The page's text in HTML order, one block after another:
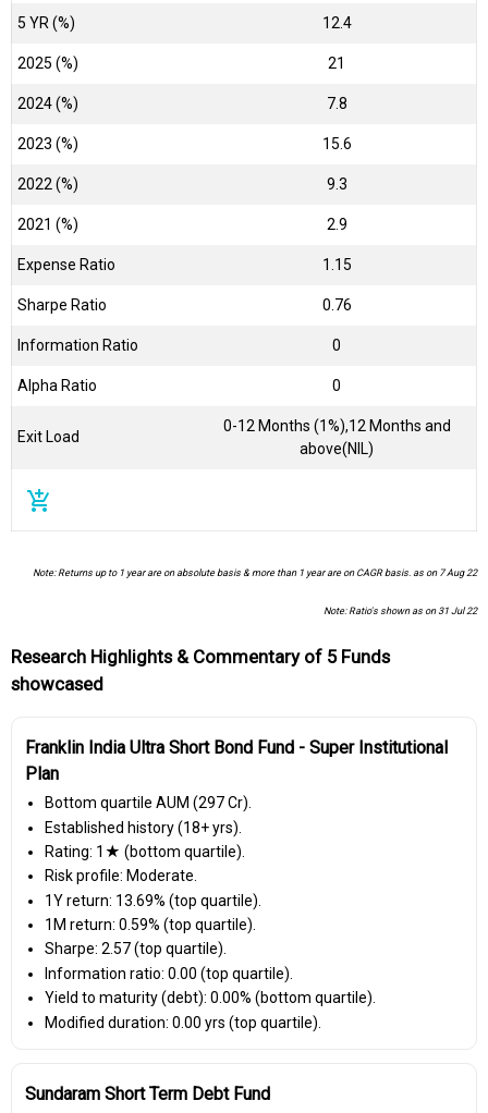
5 YR (%) 12.4
2025 (%) 21
2024 (%) 7.8
2023 (%) 15.6
2022 (%) 9.3
2021 (%) 2.9
Expense Ratio 1.15
Sharpe Ratio 0.76
Information Ratio 0
Alpha Ratio 0
Exit Load
0-12 Months (1%),12 Months and
above(NIL)
add_shopping_cart
Note: Returns up to 1 year are on absolute basis & more than 1 year are on CAGR basis. as on 7 Aug 22
Note: Ratio's shown as on 31 Jul 22
Research Highlights & Commentary of 5 Funds
showcased
Franklin India Ultra Short Bond Fund - Super Institutional
Plan
Bottom quartile AUM (₹297 Cr).
Established history (18+ yrs).
Rating: 1★ (bottom quartile).
Risk profile: Moderate.
1Y return: 13.69% (top quartile).
1M return: 0.59% (top quartile).
Sharpe: 2.57 (top quartile).
Information ratio: 0.00 (top quartile).
Yield to maturity (debt): 0.00% (bottom quartile).
Modified duration: 0.00 yrs (top quartile).
Sundaram Short Term Debt Fund